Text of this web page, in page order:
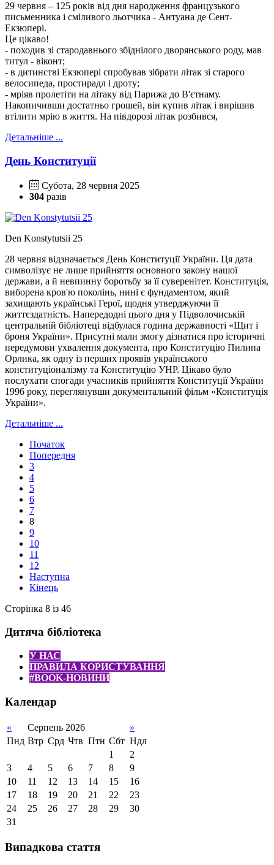
29 червня – 125 років від дня народження французького
письменника і сміливого льотчика - Антуана де Сент-
Екзюпері.
Це цікаво!
- походив зі стародавнього збіднілого дворянського роду, мав
титул - віконт;
- в дитинстві Екзюпері спробував зібрати літак зі старого
велосипеда, простирадл і дроту;
- мріяв пролетіти на літаку від Парижа до В'єтнаму.
Накопичивши достатньо грошей, він купив літак і вирішив
втілити мрію в життя. На півдорозі літак розбився,
Детальніше ...
День Конституції
Субота, 28 червня 2025
304 разів
Den Konstytutsii 25
28 червня відзначається День Конституції України. Ця дата
символізує не лише прийняття основного закону нашої
держави, а й невпинну боротьбу за її суверенітет. Конституція,
виборена кров'ю поколінь, нині є фундаментом, який
захищають українські Герої, щодня утверджуючи її
життєздатність. Напередодні цього дня у Підволочиській
центральній бібліотеці відбулася година державності «Щит і
броня України». Присутні мали змогу дізнатися про історичні
передумови ухвалення документа, про Конституцію Пилипа
Орлика, як одну із перших проявів українського
конституціоналізму та Конституцію УНР. Цікаво було
послухати спогади учасників прийняття Конституції України
1996 року, переглянувши документальний фільм «Конституція
України».
Детальніше ...
Початок
Попередня
3
4
5
6
7
8
9
10
11
12
Наступна
Кінець
Сторінка 8 із 46
Дитяча бібліотека
У НАС
ПРАВИЛА КОРИСТУВАННЯ
#BOOK-НОВИНИ
Календар
« Серпень 2026
»
Пнд Втр Срд Чтв Птн Сбт Ндл
1
2
3
4 5 6 7 8
9
10
11 12 13 14 15
16
17
18 19 20 21 22
23
24
25 26 27 28 29
30
31
Випадкова стаття